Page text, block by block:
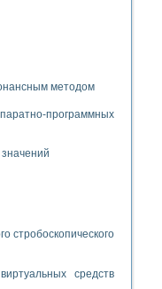
основе Multisim
среды программирования
RS232
методом
программных
стробоскопического
средств